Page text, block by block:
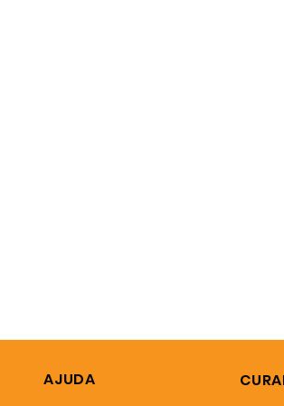
AJUDA